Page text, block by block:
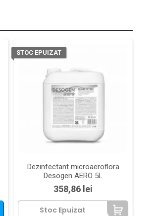
Dezinfectant microaeroflora
Desogen AERO 5L
Pret
358,86 lei
Stoc Epuizat
STOC EPUIZAT